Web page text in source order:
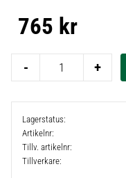
765 kr
+
-
Lagerstatus
Artikelnr
Tillv. artikelnr
Tillverkare